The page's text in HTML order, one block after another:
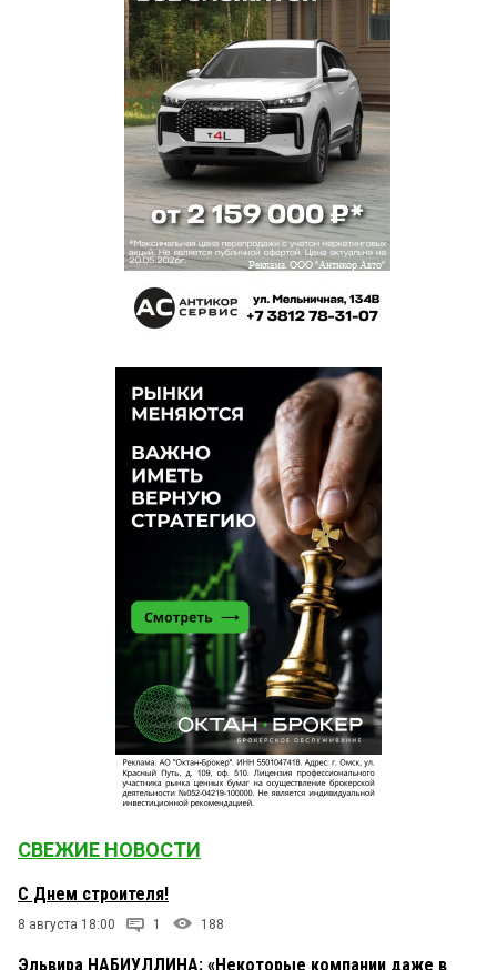
СВЕЖИЕ НОВОСТИ
С Днем строителя!
8 августа 18:00 1 188
Эльвира НАБИУЛЛИНА: «Некоторые компании даже в